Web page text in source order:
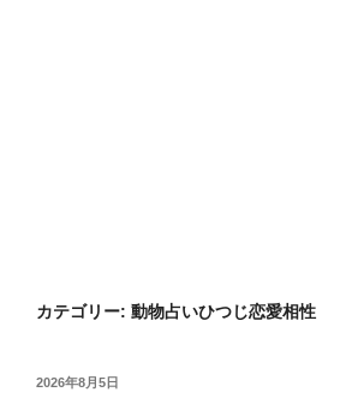
カテゴリー: 動物占いひつじ恋愛相性
投
2026年8月5日